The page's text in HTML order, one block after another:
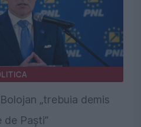
„trebuia demis
de Paști”